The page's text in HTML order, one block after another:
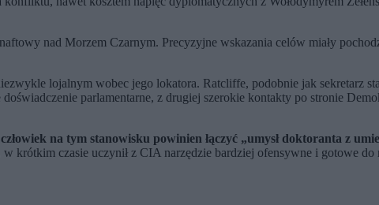
nad Morzem Czarnym. Precyzyjne wskazania celów miały
lojalnym wobec jego lokatora. Ratcliffe, podobnie jak sekretarz
parlamentarne, z drugiej szerokie kontakty po stronie
na tym stanowisku powinien łączyć „umysł doktoranta z
krótkim czasie uczynił z CIA narzędzie bardziej ofensywne i gotowe